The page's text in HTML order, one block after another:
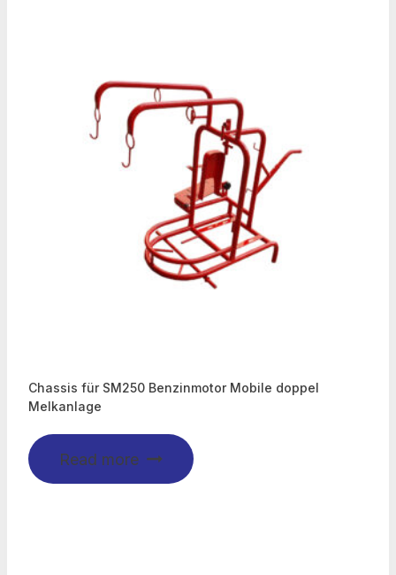
Chassis für SM250 Benzinmotor Mobile doppel
Melkanlage
Read more